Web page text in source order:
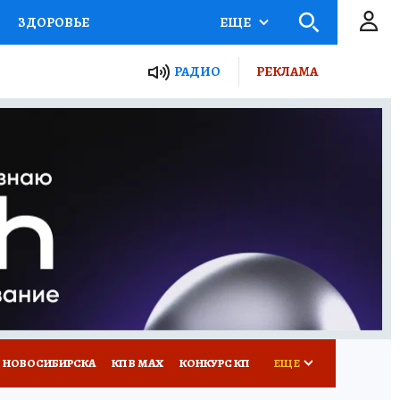
ЗДОРОВЬЕ
Я ЗНАЮ СЕМЬЯ
ЕЩЕ
РАДИО РЕКЛАМА
КП В МАХ КОНКУРС КП ЕЩЕ